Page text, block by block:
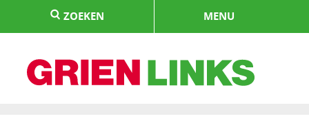
springen
ZOEKEN MENU